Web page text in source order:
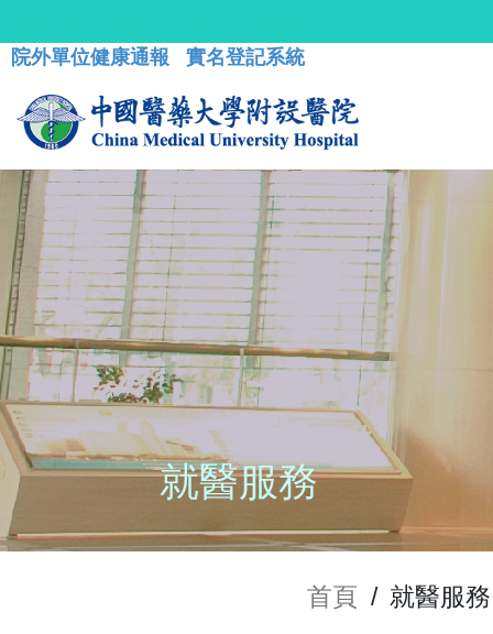
院外單位健康通報 實名登記系統
就醫服務
首頁 / 就醫服務